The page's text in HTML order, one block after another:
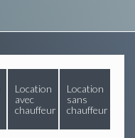
Location
avec
chauffeur
Location
sans
chauffeur